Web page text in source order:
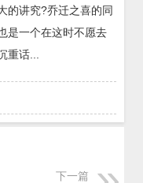
的讲究?乔迁之喜的同
是一个在这时不愿去
重话...
下一篇